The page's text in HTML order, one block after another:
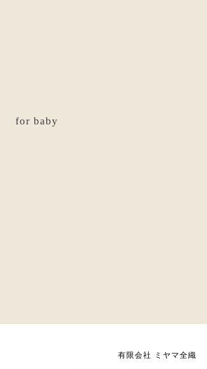
for baby
有限会社 ミヤマ全織